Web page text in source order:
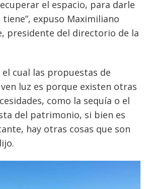
el espacio, para darle
expuso Maximiliano
presidente del directorio de la
cual las propuestas de
luz es porque existen otras
como la sequía o el
del patrimonio, si bien es
hay otras cosas que son